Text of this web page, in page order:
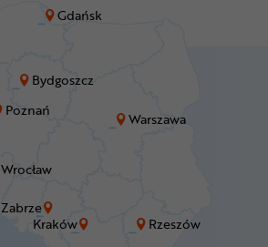
Bydgoszcz
Gdańsk
Kraków
Poznań
Rzeszów
Warszawa
Wrocław
Zabrze